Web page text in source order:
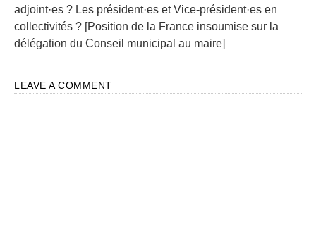
adjoint·es ? Les président·es et Vice-président·es en
collectivités ? [Position de la France insoumise sur la
délégation du Conseil municipal au maire]
LEAVE A COMMENT